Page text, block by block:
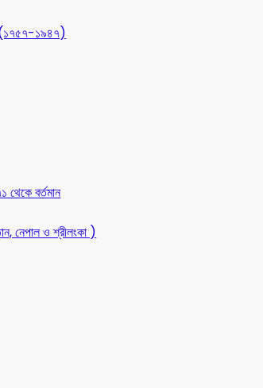
(১৭৫৭-১৯৪৭)
থেকে বর্তমান
নেপাল ও শ্রীলংকা )